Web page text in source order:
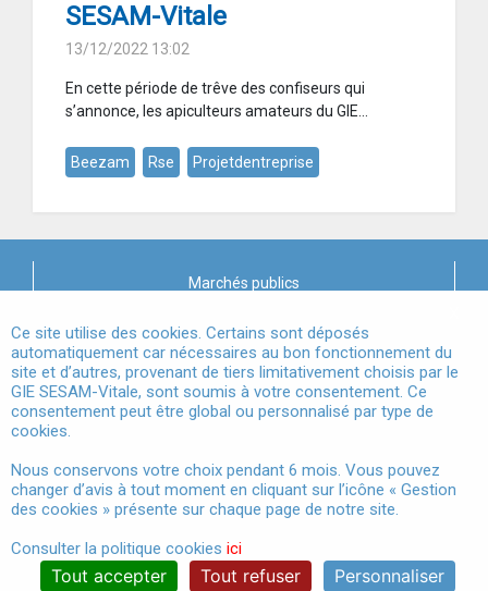
SESAM-Vitale
13/12/2022 13:02
En cette période de trêve des confiseurs qui
s’annonce, les apiculteurs amateurs du GIE...
Beezam Rse Projetdentreprise
Marchés publics
Mentions légales
Conditions Générales d'Utilisation
Données à Caractère Personnel
Accessibilité
Gestion des cookies
Ce site utilise des cookies. Certains sont déposés
automatiquement car nécessaires au bon fonctionnement du
site et d’autres, provenant de tiers limitativement choisis par le
GIE SESAM-Vitale, sont soumis à votre consentement. Ce
consentement peut être global ou personnalisé par type de
cookies.
Nous conservons votre choix pendant 6 mois. Vous pouvez
changer d’avis à tout moment en cliquant sur l’icône « Gestion
des cookies » présente sur chaque page de notre site.
Consulter la politique cookies ici
Tout accepter Tout refuser Personnaliser